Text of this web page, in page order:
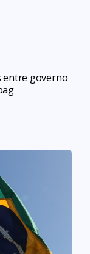
entre governo